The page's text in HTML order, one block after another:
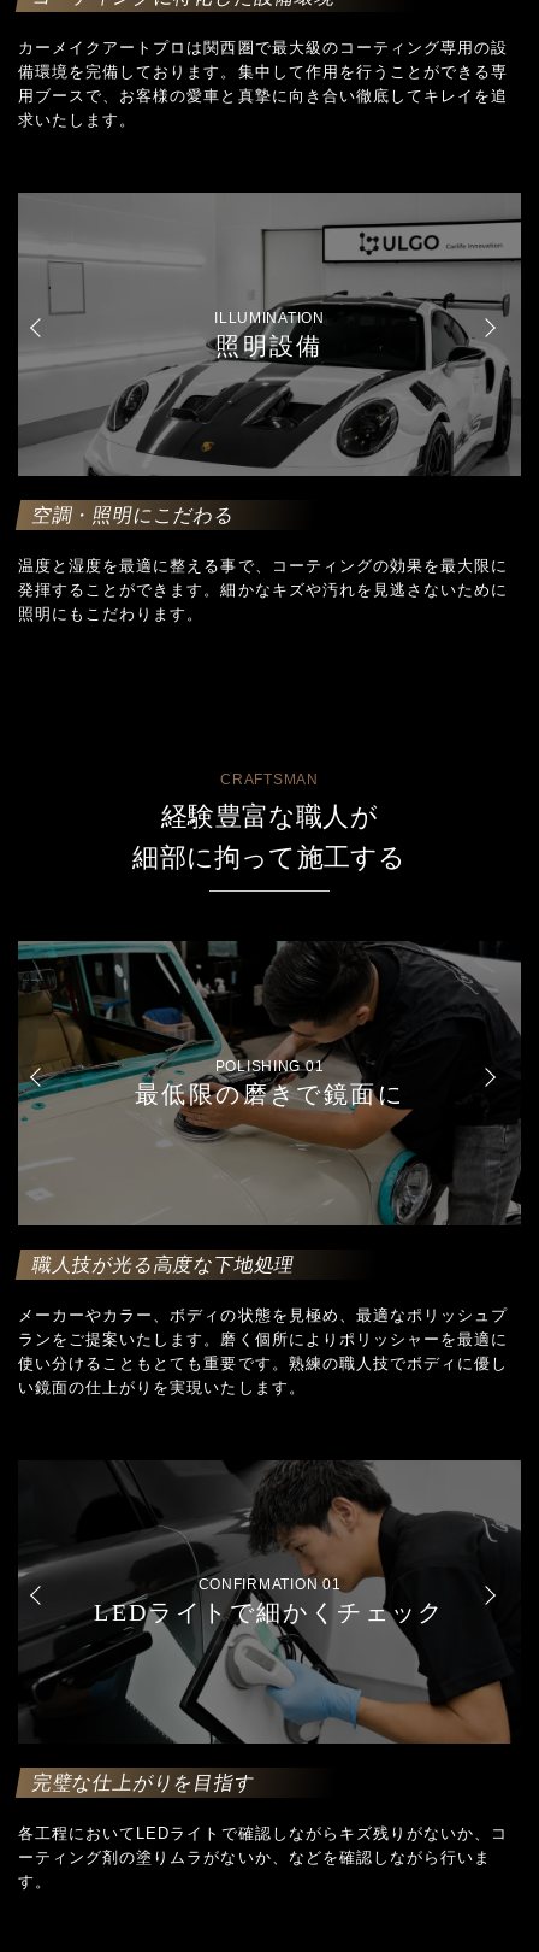
カーメイクアートプロは関西圏で最大級のコーティング専用の設
備環境を完備しております。集中して作用を行うことができる専
用ブースで、お客様の愛車と真摯に向き合い徹底してキレイを追
求いたします。
空調・照明にこだわる
温度と湿度を最適に整える事で、コーティングの効果を最大限に
発揮することができます。細かなキズや汚れを見逃さないために
照明にもこだわります。
ILLUMINATION
照明設備
CRAFTSMAN
経験豊富な職人が
細部に拘って施工する
職人技が光る高度な下地処理
メーカーやカラー、ボディの状態を見極め、最適なポリッシュプ
ランをご提案いたします。磨く個所によりポリッシャーを最適に
使い分けることもとても重要です。熟練の職人技でボディに優し
い鏡面の仕上がりを実現いたします。
POLISHING 01
最低限の磨きで鏡面に
完璧な仕上がりを目指す
各工程においてLEDライトで確認しながらキズ残りがないか、コ
ーティング剤の塗りムラがないか、などを確認しながら行いま
す。
CONFIRMATION 01
LEDライトで細かくチェック